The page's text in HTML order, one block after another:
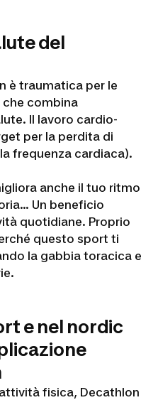
del
è traumatica per le
combina
Il lavoro cardio-
per la perdita di
frequenza cardiaca).
anche il tuo ritmo
Un beneficio
quotidiane. Proprio
questo sport ti
la gabbia toracica e
e nel nordic
fisica, Decathlon